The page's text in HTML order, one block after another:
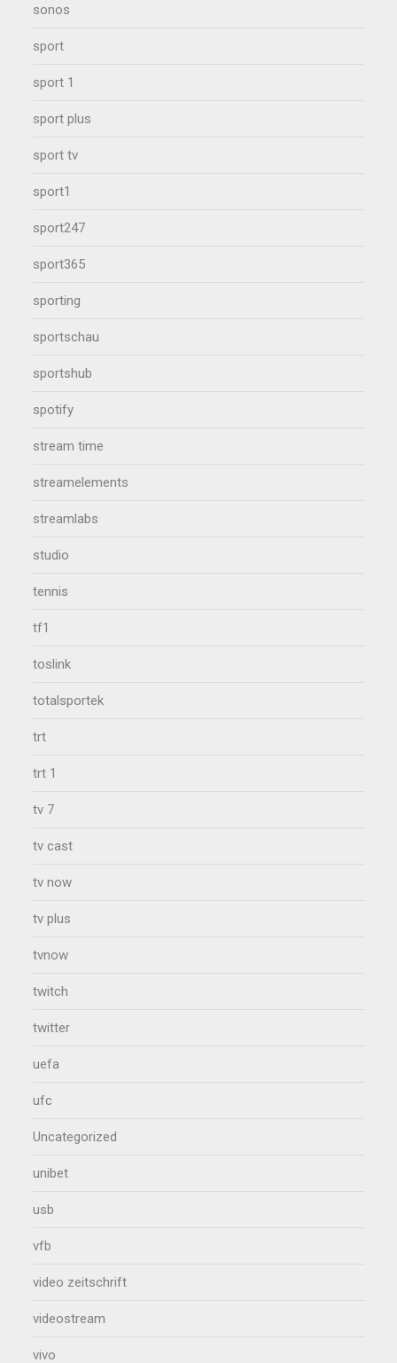
sonos
sport
sport 1
sport plus
sport tv
sport1
sport247
sport365
sporting
sportschau
sportshub
spotify
stream time
streamelements
streamlabs
studio
tennis
tf1
toslink
totalsportek
trt
trt 1
tv 7
tv cast
tv now
tv plus
tvnow
twitch
twitter
uefa
ufc
Uncategorized
unibet
usb
vfb
video zeitschrift
videostream
vivo